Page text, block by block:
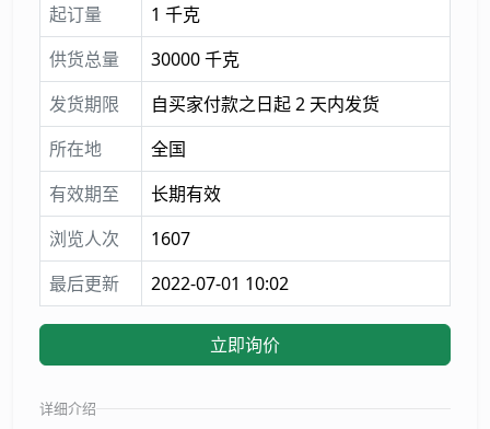
起订量
1 千克
供货总量
30000 千克
发货期限
自买家付款之日起 2 天内发货
所在地
全国
有效期至
长期有效
浏览人次
1607
最后更新
2022-07-01 10:02
立即询价
详细介绍